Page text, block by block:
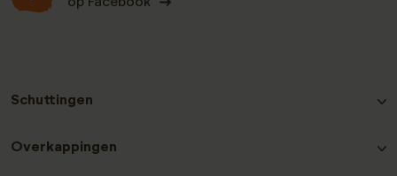
Schuttingen
Hout-beton schutting Nobifix
Overkappingen